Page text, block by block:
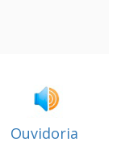
Ouvidoria